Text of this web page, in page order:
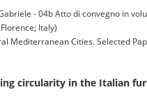
- 04b Atto di convegno in
Italy)
Mediterranean Cities. Selected
circularity in the Italian